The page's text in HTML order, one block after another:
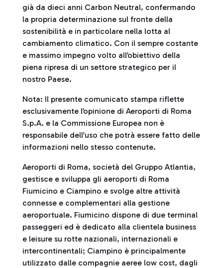
già da dieci anni Carbon Neutral, confermando
la propria determinazione sul fronte della
sostenibilità e in particolare nella lotta al
cambiamento climatico. Con il sempre costante
e massimo impegno volto all’obiettivo della
piena ripresa di un settore strategico per il
nostro Paese.
Nota: Il presente comunicato stampa riflette
esclusivamente l’opinione di Aeroporti di Roma
S.p.A. e la Commissione Europea non è
responsabile dell’uso che potrà essere fatto delle
informazioni nello stesso contenute.
Aeroporti di Roma, società del Gruppo Atlantia,
gestisce e sviluppa gli aeroporti di Roma
Fiumicino e Ciampino e svolge altre attività
connesse e complementari alla gestione
aeroportuale. Fiumicino dispone di due terminal
passeggeri ed è dedicato alla clientela business
e leisure su rotte nazionali, internazionali e
intercontinentali; Ciampino è principalmente
utilizzato dalle compagnie aeree low cost, dagli